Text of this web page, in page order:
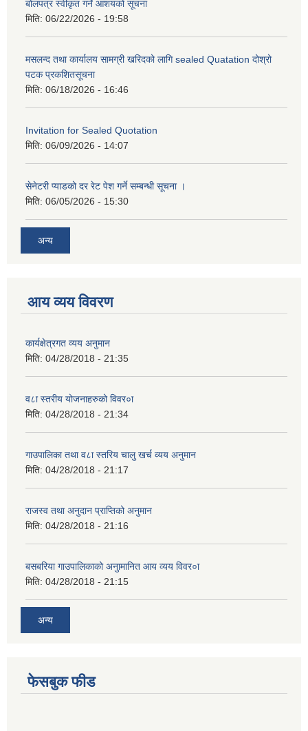
बोलपत्र स्वीकृत गर्ने आशयको सूचना
मिति: 06/22/2026 - 19:58
मसलन्द तथा कार्यालय सामग्री खरिदको लागि sealed Quatation दोश्रो
पटक प्रकशितसूचना
मिति: 06/18/2026 - 16:46
Invitation for Sealed Quotation
मिति: 06/09/2026 - 14:07
सेनेटरी प्याडको दर रेट पेश गर्ने सम्बन्धी सूचना ।
मिति: 06/05/2026 - 15:30
अन्य
आय व्यय विवरण
कार्यक्षेत्रगत व्यय अनुमान
मिति: 04/28/2018 - 21:35
व८ा स्तरीय योजनाहरुको विवर०ा
मिति: 04/28/2018 - 21:34
गाउपालिका तथा व८ा स्तरिय चालु खर्च व्यय अनुमान
मिति: 04/28/2018 - 21:17
राजस्व तथा अनुदान प्राप्तिको अनुमान
मिति: 04/28/2018 - 21:16
बसबरिया गाउपालिकाको अनुामानित आय व्यय विवर०ा
मिति: 04/28/2018 - 21:15
अन्य
फेसबुक फीड